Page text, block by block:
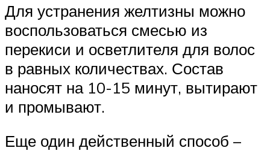
Для устранения желтизны можно
воспользоваться смесью из
перекиси и осветлителя для волос
в равных количествах. Состав
наносят на 10-15 минут, вытирают
и промывают.
Еще один действенный способ –